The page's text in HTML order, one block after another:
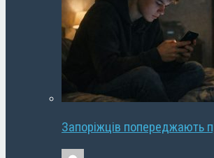
Запоріжців попереджають